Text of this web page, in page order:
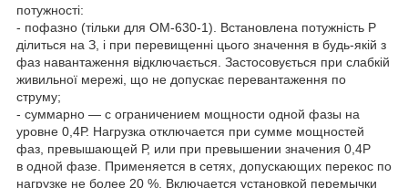
потужності:
- пофазно (тільки для ОМ-630-1). Встановлена потужність Р
ділиться на З, і при перевищенні цього значення в будь-якій з
фаз навантаження відключається. Застосовується при слабкій
живильної мережі, що не допускає перевантаження по
струму;
- суммарно — с ограничением мощности одной фазы на
уровне 0,4Р. Нагрузка отключается при сумме мощностей
фаз, превышающей Р, или при превышении значения 0,4Р
в одной фазе. Применяется в сетях, допускающих перекос по
нагрузке не более 20 %. Включается установкой перемычки